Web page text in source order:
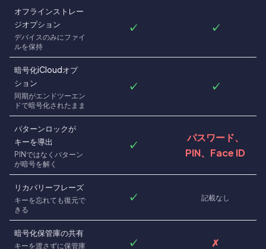
オフラインストレー
ジオプション
デバイスのみにファイ
ルを保持
✓ ✓
暗号化iCloudオプ
ション
同期がエンドツーエン
ドで暗号化されたまま
✓ ✓
パターンロックが
キーを導出
PINではなくパターン
が暗号を解く
✓
パスワード、
PIN、Face ID
リカバリーフレーズ
キーを忘れても復元で
きる
✓ 記載なし
暗号化保管庫の共有
キーを渡さずに保管庫
✓ ✗